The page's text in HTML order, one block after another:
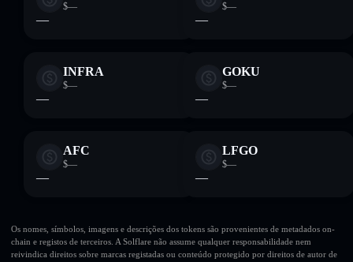
$—
—
$—
—
INFRA
$—
—
GOKU
$—
—
AFC
$—
—
LFGO
$—
—
Os nomes, símbolos, imagens e descrições dos tokens são provenientes de metadados on-
chain e registos de terceiros. A Solflare não assume qualquer responsabilidade nem
reivindica direitos sobre marcas registadas ou conteúdo protegido por direitos de autor de